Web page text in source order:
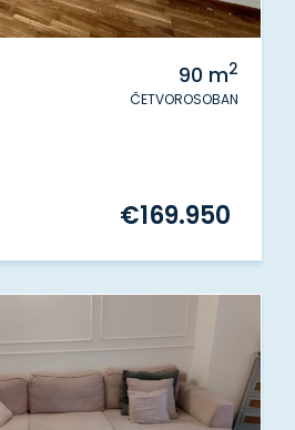
90 m2
ČETVOROSOBAN
€169.950